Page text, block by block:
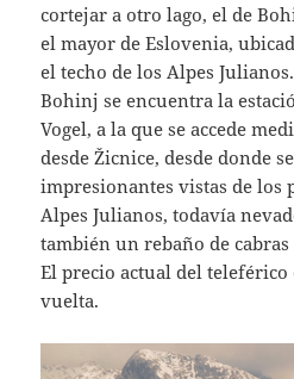
cortejar a otro lago, el de
el mayor de Eslovenia,
el techo de los Alpes
Bohinj se encuentra la
Vogel, a la que se accede
desde Žicnice, desde donde
impresionantes vistas de los
Alpes Julianos, todavía
también un rebaño de
El precio actual del teleférico
vuelta.